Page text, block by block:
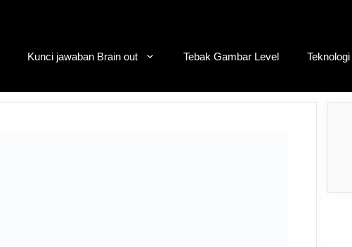
Kunci jawaban Brain out Tebak Gambar Level Teknologi